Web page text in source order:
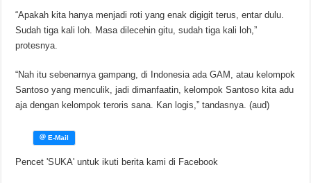
“Apakah kita hanya menjadi roti yang enak digigit terus, entar dulu.
Sudah tiga kali loh. Masa dilecehin gitu, sudah tiga kali loh,”
protesnya.
“Nah itu sebenarnya gampang, di Indonesia ada GAM, atau kelompok
Santoso yang menculik, jadi dimanfaatin, kelompok Santoso kita adu
aja dengan kelompok teroris sana. Kan logis,” tandasnya.‎ (aud)
Pencet 'SUKA' untuk ikuti berita kami di Facebook